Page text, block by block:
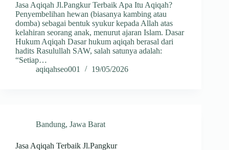
Jasa Aqiqah Jl.Pangkur Terbaik Apa Itu Aqiqah?
Penyembelihan hewan (biasanya kambing atau
domba) sebagai bentuk syukur kepada Allah atas
kelahiran seorang anak, menurut ajaran Islam. Dasar
Hukum Aqiqah Dasar hukum aqiqah berasal dari
hadits Rasulullah SAW, salah satunya adalah:
“Setiap…
aqiqahseo001
19/05/2026
Bandung, Jawa Barat
Jasa Aqiqah Terbaik Jl.Pangkur